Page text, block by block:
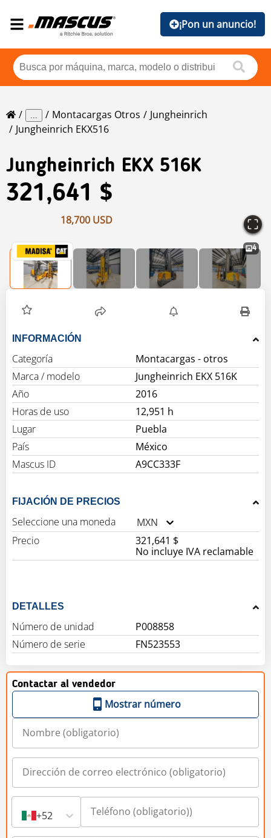
¡Pon un anuncio!
... Montacargas Otros
Jungheinrich
Jungheinrich EKX516
Jungheinrich EKX 516K
321,641 $
18,700 USD
4
INFORMACIÓN
Categoría
Montacargas - otros
Marca / modelo
Jungheinrich EKX 516K
Año
2016
Horas de uso
12,951 h
Lugar
Puebla
País
México
Mascus ID
A9CC333F
FIJACIÓN DE PRECIOS
Seleccione una moneda
MXN
Precio
321,641 $
No incluye IVA reclamable
DETALLES
Número de unidad
P008858
Número de serie
FN523553
Contactar al vendedor
Mostrar número
+52